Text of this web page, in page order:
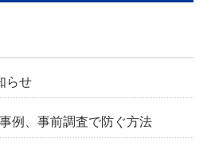
らせ
例、事前調査で防ぐ方法